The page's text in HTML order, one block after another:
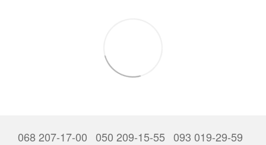
068 207-17-00 050 209-15-55 093 019-29-59